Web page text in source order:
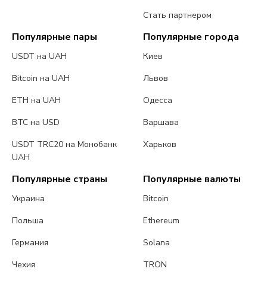
Стать партнером
Популярные пары
USDT на UAH
Bitcoin на UAH
ETH на UAH
BTC на USD
USDT TRC20 на Монобанк
UAH
Популярные города
Киев
Львов
Одесса
Варшава
Харьков
Популярные страны
Украина
Польша
Германия
Чехия
Популярные валюты
Bitcoin
Ethereum
Solana
TRON